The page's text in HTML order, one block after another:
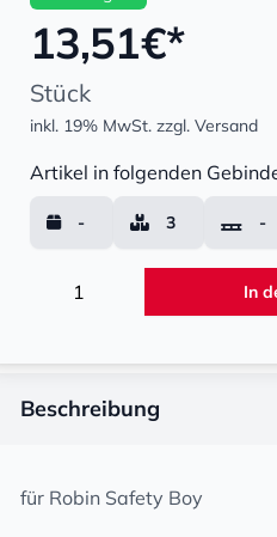
13,51€*
Stück
inkl. 19% MwSt. zzgl. Versand
Artikel in folgenden
- 3 -
In
Beschreibung
für Robin Safety Boy